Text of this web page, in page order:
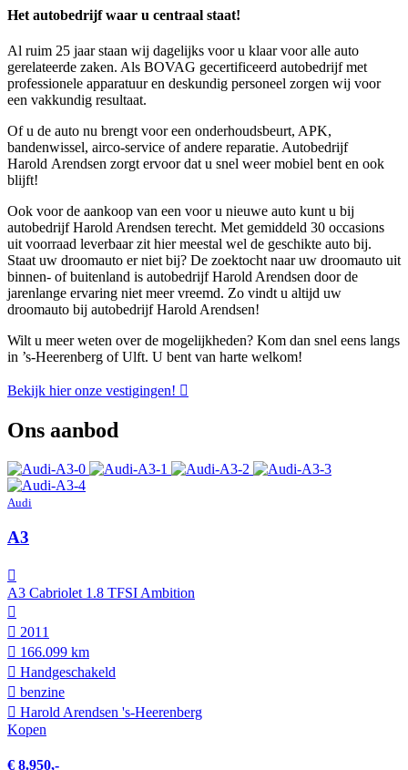
Het autobedrijf waar u centraal staat!
Al ruim 25 jaar staan wij dagelijks voor u klaar voor alle auto
gerelateerde zaken. Als BOVAG gecertificeerd autobedrijf met
professionele apparatuur en deskundig personeel zorgen wij voor
een vakkundig resultaat.
Of u de auto nu brengt voor een onderhoudsbeurt, APK,
bandenwissel, airco-service of andere reparatie. Autobedrijf
Harold Arendsen zorgt ervoor dat u snel weer mobiel bent en ook
blijft!
Ook voor de aankoop van een voor u nieuwe auto kunt u bij
autobedrijf Harold Arendsen terecht. Met gemiddeld 30 occasions
uit voorraad leverbaar zit hier meestal wel de geschikte auto bij.
Staat uw droomauto er niet bij? De zoektocht naar uw droomauto uit
binnen- of buitenland is autobedrijf Harold Arendsen door de
jarenlange ervaring niet meer vreemd. Zo vindt u altijd uw
droomauto bij autobedrijf Harold Arendsen!
Wilt u meer weten over de mogelijkheden? Kom dan snel eens langs
in ’s-Heerenberg of Ulft. U bent van harte welkom!
Bekijk hier onze vestigingen!
Ons aanbod
Audi
A3
A3 Cabriolet 1.8 TFSI Ambition
2011
166.099 km
Hand­geschakeld
benzine
Harold Arendsen 's-Heerenberg
Kopen
€ 8.950,-